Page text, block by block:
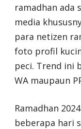
ramadhan ada
media
para netizen
foto profil
peci. Trend ini
WA maupaun
Ramadhan
beberapa hari